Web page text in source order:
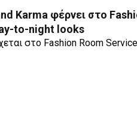
Karma φέρνει στο
to-night looks
στο Fashion Room